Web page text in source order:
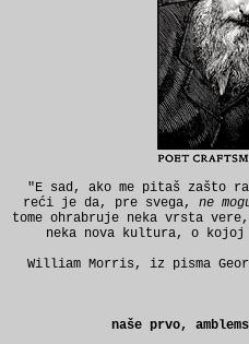
"E sad, ako me pitaš zašto
reći je da, pre svega, ne
tome ohrabruje neka vrsta
neka nova kultura, o kojoj
William Morris, iz pisma
naše prvo,